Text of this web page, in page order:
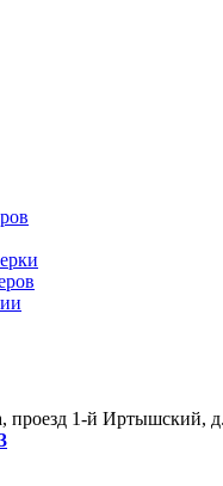
проезд 1-й Иртышский,